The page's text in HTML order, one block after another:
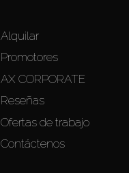
Alquilar
Promotores
AX CORPORATE
Reseñas
Ofertas de trabajo
Contáctenos